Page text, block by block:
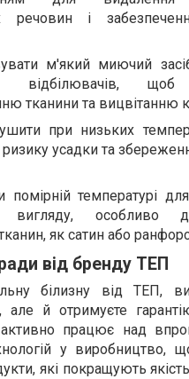
речовин і
м'який миючий
відбілювачів, щоб
тканини та вицвітанню
при низьких
усадки та
помірній температурі
вигляду, особливо
як сатин або
від бренду ТЕП
білизну від ТЕП,
але й отримуєте
активно працює над
у виробництво,
які покращують